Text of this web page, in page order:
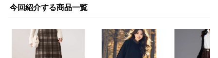
今回紹介する商品一覧